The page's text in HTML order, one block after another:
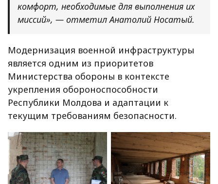
комфорт, необходимые для выполнения их
миссий», — отметил Анатолий Носатый.
Модернизация военной инфраструктуры
является одним из приоритетов
Министерства обороны в контексте
укрепления обороноспособности
Республики Молдова и адаптации к
текущим требованиям безопасности.